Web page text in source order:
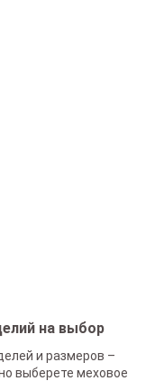
на выбор
и размеров –
выберете меховое